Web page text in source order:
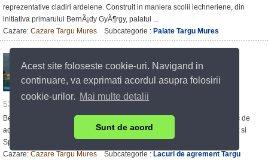
Acest site foloseste cookie-uri. Navigand in
continuare, va exprimati acordul asupra folosirii
cookie-urilor. Mai multe detalii
Sunt de acord
reprezentative cladiri ardelene. Construit in maniera scolii lechneriene, din
initiativa primarului BernÃ¡dy GyÃ¶rgy, palatul ...
Cazare: Cazare Targu Mures Subcategorie : Palate Targu Mures
53. Complexul de Agrement si Sport Muresul
Beneficiind de un cadru natural deosebit â€“ un parc pe malul micului lac de
acumulare format de barajul de peste Mures â€“ Complexul de Agrement si
Sport "Muresul" ofera multiple ...
Cazare: Cazare Targu Mures Subcategorie : Lacuri de agrement Targu